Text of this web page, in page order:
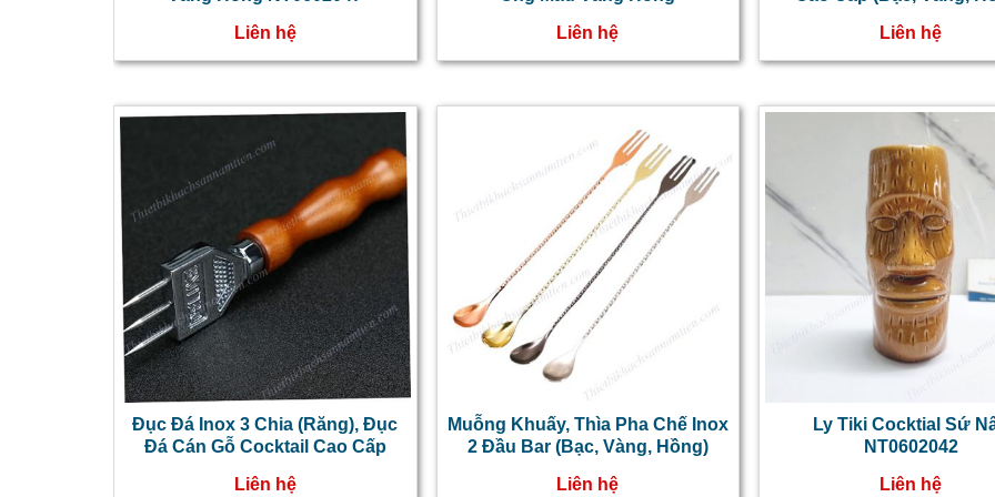
Liên hệ
Liên hệ
Liên hệ
Đục Đá Inox 3 Chia (Răng), Đục
Đá Cán Gỗ Cocktail Cao Cấp
Liên hệ
Muỗng Khuấy, Thìa Pha Chế Inox
2 Đầu Bar (Bạc, Vàng, Hồng)
Liên hệ
Ly Tiki Cocktial Sứ
NT0602042
Liên hệ